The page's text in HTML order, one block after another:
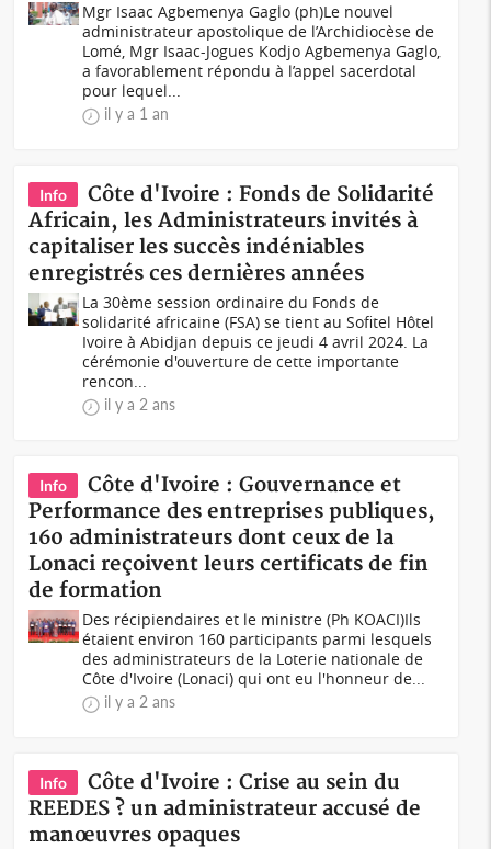
Mgr Isaac Agbemenya Gaglo (ph)Le nouvel
administrateur apostolique de l’Archidiocèse de
Lomé, Mgr Isaac-Jogues Kodjo Agbemenya Gaglo,
a favorablement répondu à l’appel sacerdotal
pour lequel...
il y a 1 an
Info
Côte d'Ivoire : Fonds de Solidarité
Africain, les Administrateurs invités à
capitaliser les succès indéniables
enregistrés ces dernières années
La 30ème session ordinaire du Fonds de
solidarité africaine (FSA) se tient au Sofitel Hôtel
Ivoire à Abidjan depuis ce jeudi 4 avril 2024. La
cérémonie d'ouverture de cette importante
rencon...
il y a 2 ans
Info
Côte d'Ivoire : Gouvernance et
Performance des entreprises publiques,
160 administrateurs dont ceux de la
Lonaci reçoivent leurs certificats de fin
de formation
Des récipiendaires et le ministre (Ph KOACI)Ils
étaient environ 160 participants parmi lesquels
des administrateurs de la Loterie nationale de
Côte d'Ivoire (Lonaci) qui ont eu l'honneur de...
il y a 2 ans
Info
Côte d'Ivoire : Crise au sein du
REEDES ? un administrateur accusé de
manœuvres opaques